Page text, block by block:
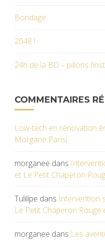
Bondage
2048 !
24h de la BD – pillons
COMMENTAIRES
Low-tech en rénovation
Morgane Parisi
morganee dans
et Le Petit Chaperon
Tulilipe dans Intervention
Le Petit Chaperon
morganee dans Les